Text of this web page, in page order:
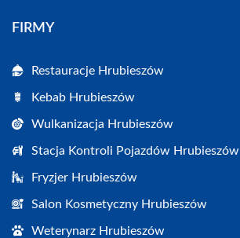
FIRMY
Restauracje Hrubieszów
Kebab Hrubieszów
Wulkanizacja Hrubieszów
Stacja Kontroli Pojazdów Hrubieszów
Fryzjer Hrubieszów
Salon Kosmetyczny Hrubieszów
Weterynarz Hrubieszów